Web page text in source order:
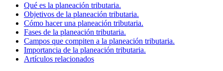
Qué es la planeación tributaria.
Objetivos de la planeación tributaria.
Cómo hacer una planeación tributaria.
Fases de la planeación tributaria.
Campos que compiten a la planeación tributaria.
Importancia de la planeación tributaria.
Artículos relacionados